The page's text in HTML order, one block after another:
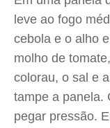
leve ao fogo
cebola e o alho
molho de
colorau, o sal e
tampe a panela.
pegar pressão.